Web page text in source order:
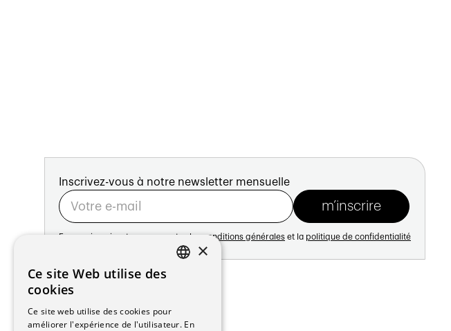
Inscrivez-vous à notre newsletter mensuelle
En vous inscrivant vous acceptez les conditions générales et la politique de confidentialité
Adresse:
Avenue de Longemalle 21
1020 Renens
Suisse
Contact:
×
Ce site Web utilise des
cookies
Ce site web utilise des cookies pour
améliorer l'expérience de l'utilisateur. En